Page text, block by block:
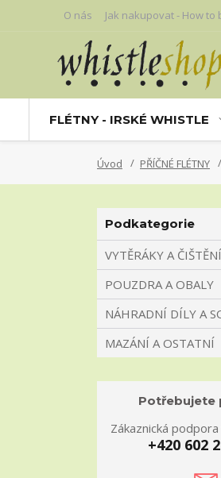
O nás Jak nakupovat - How to
FLÉTNY - IRSKÉ WHISTLE
Úvod PŘÍČNÉ FLÉTNY
Podkategorie
VYTĚRÁKY A ČIŠTĚNÍ
POUZDRA A OBALY
NÁHRADNÍ DÍLY A
MAZÁNÍ A OSTATNÍ
Potřebujete
Zákaznická
+420 602